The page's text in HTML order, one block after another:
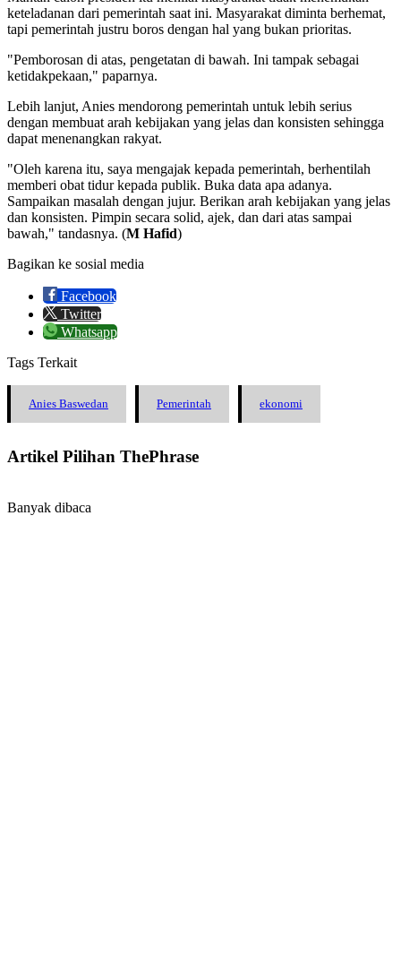
keteladanan dari pemerintah saat ini. Masyarakat diminta berhemat,
tapi pemerintah justru boros dengan hal yang bukan prioritas.
"Pemborosan di atas, pengetatan di bawah. Ini tampak sebagai
ketidakpekaan," paparnya.
Lebih lanjut, Anies mendorong pemerintah untuk lebih serius
dengan membuat arah kebijakan yang jelas dan konsisten sehingga
dapat menenangkan rakyat.
"Oleh karena itu, saya mengajak kepada pemerintah, berhentilah
memberi obat tidur kepada publik. Buka data apa adanya.
Sampaikan masalah dengan jujur. Berikan arah kebijakan yang jelas
dan konsisten. Pimpin secara solid, ajek, dan dari atas sampai
bawah," tandasnya. (M Hafid)
Bagikan ke sosial media
Facebook
Twitter
Whatsapp
Tags Terkait
Anies Baswedan Pemerintah ekonomi
Artikel Pilihan ThePhrase
Banyak dibaca